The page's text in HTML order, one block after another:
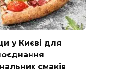
у Києві для
смаків